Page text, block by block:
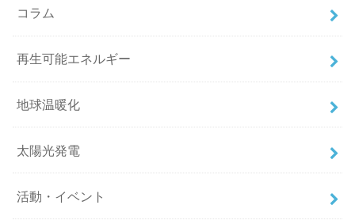
コラム
再生可能エネルギー
地球温暖化
太陽光発電
活動・イベント